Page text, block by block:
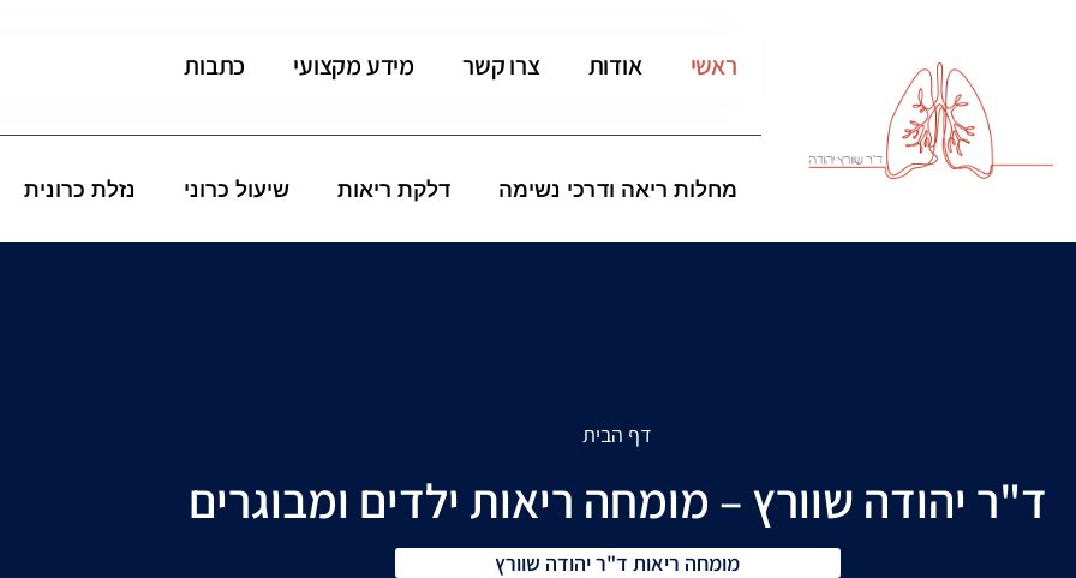
ראשי אודות צרו קשר מידע מקצועי כתבות
מחלות ריאה ודרכי נשימה דלקת ריאות שיעול כרוני נזלת כרונית
דף הבית
ד"ר יהודה שוורץ – מומחה ריאות ילדים ומבוגרים
מומחה ריאות ד"ר יהודה שוורץ